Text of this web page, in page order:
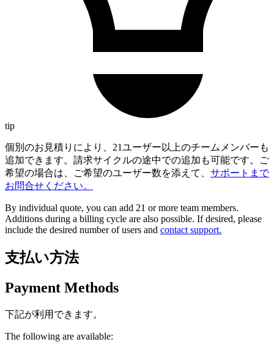
tip
個別のお見積りにより、21ユーザー以上のチームメンバーも
追加できます。請求サイクルの途中での追加も可能です。ご
希望の場合は、ご希望のユーザー数を添えて、 サポートまで
お問合せください。
By individual quote, you can add 21 or more team members.
Additions during a billing cycle are also possible. If desired, please
include the desired number of users and contact support.
支払い方法
Payment Methods
下記が利用できます。
The following are available: